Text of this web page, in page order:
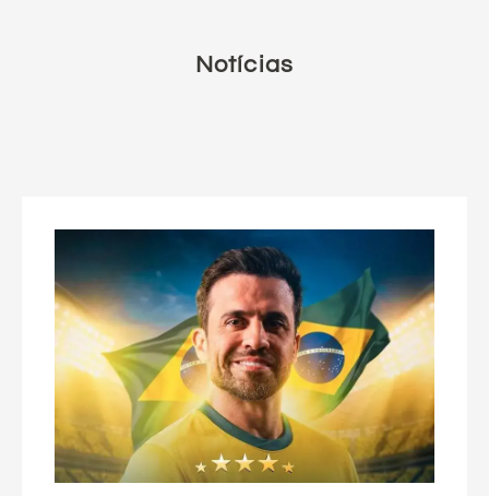
Notícias